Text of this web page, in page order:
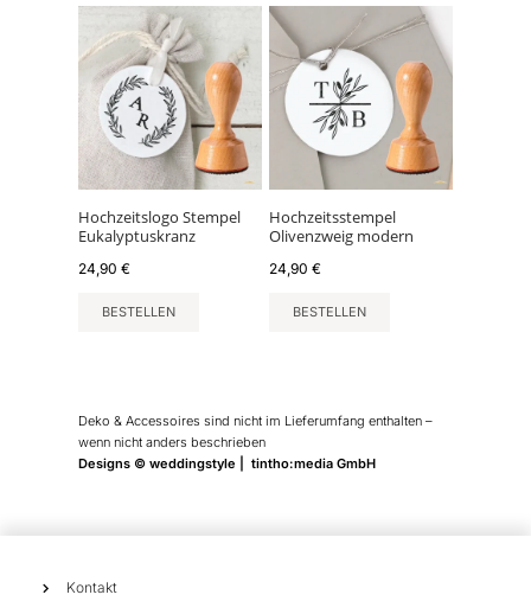
Hochzeitslogo Stempel
Eukalyptuskranz
24,90 €
BESTELLEN
Hochzeitsstempel
Olivenzweig modern
24,90€
BESTELLEN
Deko & Accessoires sind nicht im Lieferumfang enthalten –
wenn nicht anders beschrieben
Designs © weddingstyle | tintho:media GmbH
Kontakt